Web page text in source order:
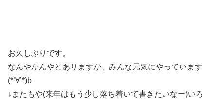
お久しぶりです。
なんやかんやとありますが、みんな元気にやっています
(*’∀’*)b
↓またもや(来年はもう少し落ち着いて書きたいなー)いろ